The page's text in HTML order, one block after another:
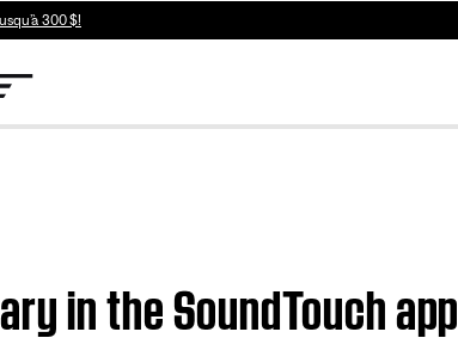
300 $!
in the SoundTouch app